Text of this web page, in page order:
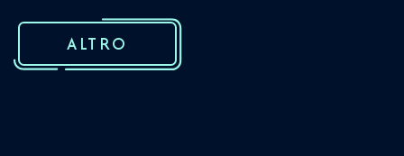
ALTRO